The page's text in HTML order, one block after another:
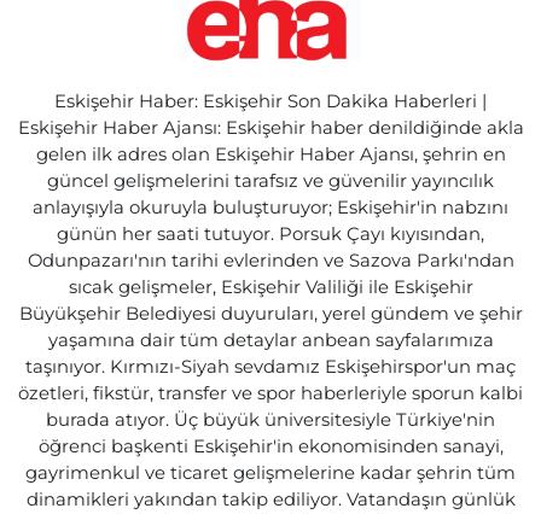
Eskişehir Haber: Eskişehir Son Dakika Haberleri |
Eskişehir Haber Ajansı: Eskişehir haber denildiğinde akla
gelen ilk adres olan Eskişehir Haber Ajansı, şehrin en
güncel gelişmelerini tarafsız ve güvenilir yayıncılık
anlayışıyla okuruyla buluşturuyor; Eskişehir'in nabzını
günün her saati tutuyor. Porsuk Çayı kıyısından,
Odunpazarı'nın tarihi evlerinden ve Sazova Parkı'ndan
sıcak gelişmeler, Eskişehir Valiliği ile Eskişehir
Büyükşehir Belediyesi duyuruları, yerel gündem ve şehir
yaşamına dair tüm detaylar anbean sayfalarımıza
taşınıyor. Kırmızı-Siyah sevdamız Eskişehirspor'un maç
özetleri, fikstür, transfer ve spor haberleriyle sporun kalbi
burada atıyor. Üç büyük üniversitesiyle Türkiye'nin
öğrenci başkenti Eskişehir'in ekonomisinden sanayi,
gayrimenkul ve ticaret gelişmelerine kadar şehrin tüm
dinamikleri yakından takip ediliyor. Vatandaşın günlük